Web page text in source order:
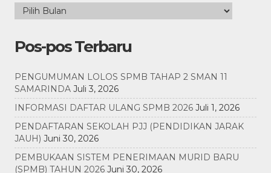
Pos-pos Terbaru
PENGUMUMAN LOLOS SPMB TAHAP 2 SMAN 11
SAMARINDA Juli 3, 2026
INFORMASI DAFTAR ULANG SPMB 2026 Juli 1, 2026
PENDAFTARAN SEKOLAH PJJ (PENDIDIKAN JARAK
JAUH) Juni 30, 2026
PEMBUKAAN SISTEM PENERIMAAN MURID BARU
(SPMB) TAHUN 2026 Juni 30, 2026